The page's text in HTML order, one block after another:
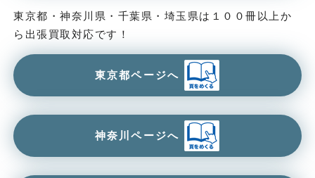
東京都・神奈川県・千葉県・埼玉県は１００冊以上か
ら出張買取対応です！
東京都ページへ
神奈川ページへ